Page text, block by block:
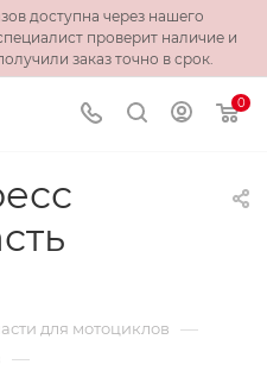
доступна через нашего
проверит наличие и
заказ точно в срок.
0
для мотоциклов —
—